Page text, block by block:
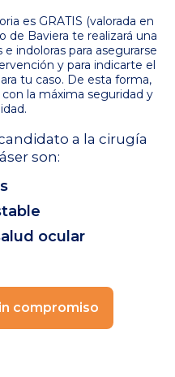
es GRATIS (valorada en
de Baviera te realizará una
indoloras para asegurarse
y para indicarte el
tu caso. De esta forma,
la máxima seguridad y
a la cirugía
son:
ocular
compromiso